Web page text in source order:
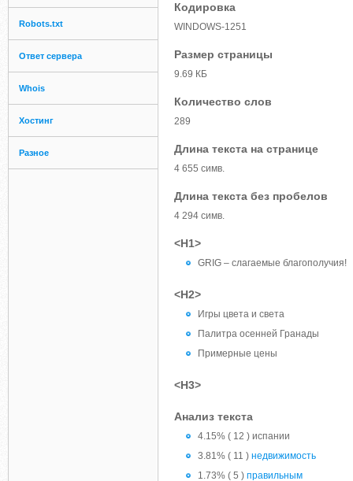
Robots.txt
Ответ сервера
Whois
Хостинг
Разное
Кодировка
WINDOWS-1251
Размер страницы
9.69 КБ
Количество слов
289
Длина текста на странице
4 655 симв.
Длина текста без пробелов
4 294 симв.
<H1>
GRIG – слагаемые благополучия!
<H2>
Игры цвета и света
Палитра осенней Гранады
Примерные цены
<H3>
Анализ текста
4.15% ( 12 ) испании
3.81% ( 11 ) недвижимость
1.73% ( 5 ) правильным